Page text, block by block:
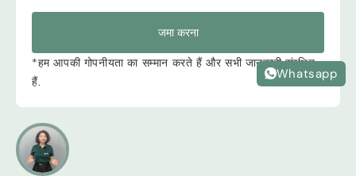
जमा करना
*हम आपकी गोपनीयता का सम्मान करते हैं और सभी जानकारी संरक्षित
हैं.
Whatsapp